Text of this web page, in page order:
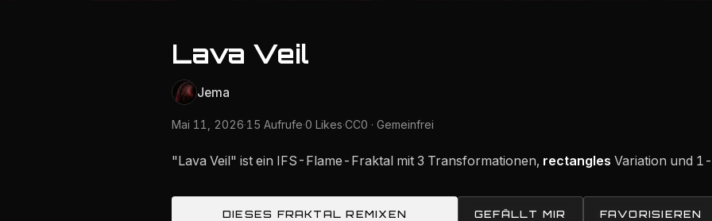
Lava Veil
Jema
Mai 11, 2026·15 Aufrufe·0 Likes·CC0 · Gemeinfrei
"Lava Veil" ist ein IFS-Flame-Fraktal mit 3 Transformationen, rectangles Variation und
DIESES FRAKTAL REMIXEN GEFÄLLT MIR FAVORISIEREN